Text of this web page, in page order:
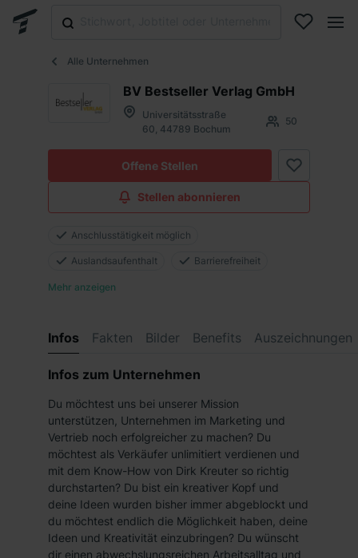
Alle Unternehmen
BV Bestseller Verlag GmbH
Universitätsstraße
60, 44789 Bochum
50
Offene Stellen
Stellen abonnieren
Anschlusstätigkeit möglich
Auslandsaufenthalt Barrierefreiheit
Mehr anzeigen
Infos Fakten Bilder Benefits Auszeichnungen
Infos zum Unternehmen
Du möchtest uns bei unserer Mission
unterstützen, Unternehmen im Marketing und
Vertrieb noch erfolgreicher zu machen? Du
möchtest als Verkäufer unlimitiert verdienen und
mit dem Know-How von Dirk Kreuter so richtig
durchstarten? Du bist ein kreativer Kopf und
deine Ideen wurden bisher immer abgeblockt und
du möchtest endlich die Möglichkeit haben, deine
Ideen und Kreativität einzubringen? Du wünscht
dir einen abwechslungsreichen Arbeitsalltag und